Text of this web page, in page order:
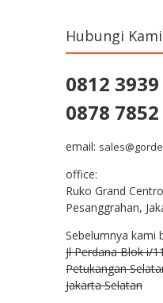
Hubungi Kami
0812
0878
email:
office:
Ruko Grand
Pesanggrahan,
Sebelumnya kami
Jl Perdana Blok i/
Petukangan
Jakarta Selatan